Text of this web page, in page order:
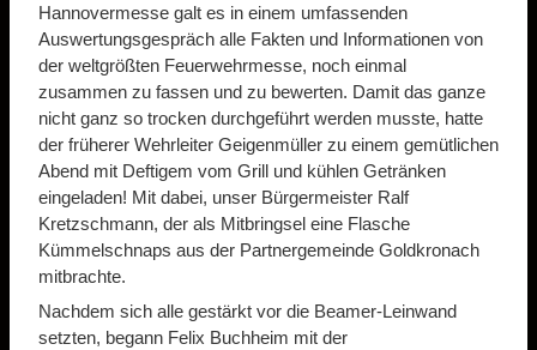
Hannovermesse galt es in einem umfassenden
Auswertungsgespräch alle Fakten und Informationen von
der weltgrößten Feuerwehrmesse, noch einmal
zusammen zu fassen und zu bewerten. Damit das ganze
nicht ganz so trocken durchgeführt werden musste, hatte
der früherer Wehrleiter Geigenmüller zu einem gemütlichen
Abend mit Deftigem vom Grill und kühlen Getränken
eingeladen! Mit dabei, unser Bürgermeister Ralf
Kretzschmann, der als Mitbringsel eine Flasche
Kümmelschnaps aus der Partnergemeinde Goldkronach
mitbrachte.
Nachdem sich alle gestärkt vor die Beamer-Leinwand
setzten, begann Felix Buchheim mit der